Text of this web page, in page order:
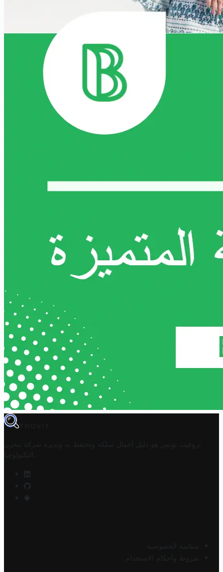
TROVIT
تروفيت تونس هو دليل أعمال تملكه وتحتفظ به وتديره
شركة مخزن
التكنولوجيا
سياسة الخصوصية
شروط وأحكام الاستخدام